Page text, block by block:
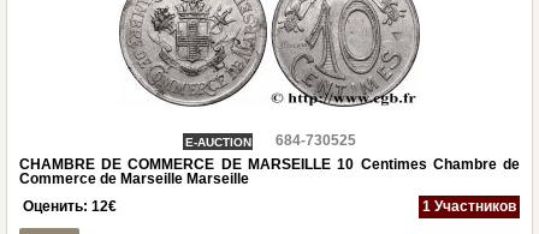
E-AUCTION
684-730525
CHAMBRE DE COMMERCE DE MARSEILLE 10 Centimes Chambre de
Commerce de Marseille Marseille
Оценить: 12€ 1 Участников